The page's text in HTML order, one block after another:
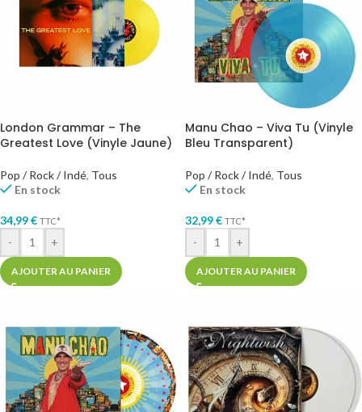
London Grammar – The
Greatest Love (Vinyle Jaune)
Pop / Rock / Indé, Tous
En stock
34,99€ TTC*
- +
AJOUTER AU PANIER
Manu Chao – Viva Tu (Vinyle
Bleu Transparent)
Pop / Rock / Indé, Tous
En stock
32,99€ TTC*
- +
AJOUTER AU PANIER